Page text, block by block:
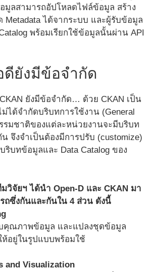
มูลสามารถอัปโหลดไฟล์ข้อมูล สร้าง
ได้จากระบบ และผู้รับข้อมูล
พร้อมเรียกใช้ข้อมูลนั้นผ่าน API
ดียังมีข้อจำกัด
ยังมีข้อจำกัด… ด้วย CKAN เป็น
ม่ได้จำกัดบริบทการใช้งาน (General
รมชาติของแต่ละหน่วยงานจะมีบริบท
จึงจำเป็นต้องมีการปรับ (customize)
ริบทข้อมูลและ Data Catalog ของ
วิจัยฯ ได้นำ Open-D และ CKAN มา
ถซึ่งกันและกันใน 4 ส่วน ดังนี้
คุณภาพข้อมูล และแปลงชุดข้อมูล
ห้อยู่ในรูปแบบพร้อมใช้
and Visualization